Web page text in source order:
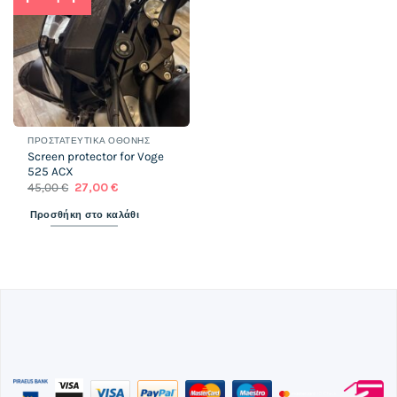
wishlist
ΠΡΟΣΤΑΤΕΥΤΙΚΆ ΟΘΌΝΗΣ
Screen protector for Voge
525 ACX
45,00€ Original
was:
45,00 €.
27,00€
τιμή
είναι:
Προσθήκη στο καλάθι